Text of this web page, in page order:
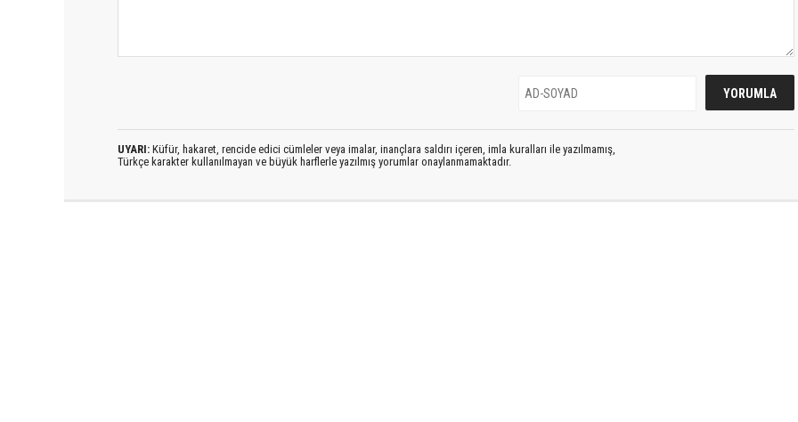
UYARI: Küfür, hakaret, rencide edici cümleler veya imalar, inançlara saldırı içeren, imla kuralları ile yazılmamış,
Türkçe karakter kullanılmayan ve büyük harflerle yazılmış yorumlar onaylanmamaktadır.